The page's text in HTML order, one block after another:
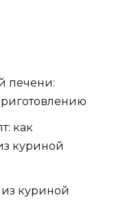
печени:
как
куриной
куриной